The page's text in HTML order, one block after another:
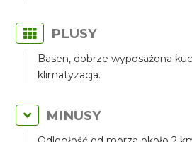
PLUSY
Basen, dobrze wyposażona
klimatyzacja.
MINUSY